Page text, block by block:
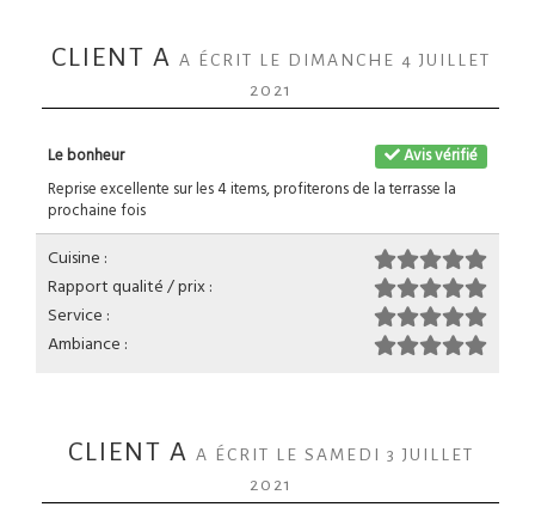
CLIENT A A ÉCRIT LE DIMANCHE 4 JUILLET
2021
Avis vérifié
Le bonheur
Reprise excellente sur les 4 items, profiterons de la terrasse la
prochaine fois
Cuisine :
Rapport qualité / prix :
Service :
Ambiance :
CLIENT A A ÉCRIT LE SAMEDI 3 JUILLET
2021